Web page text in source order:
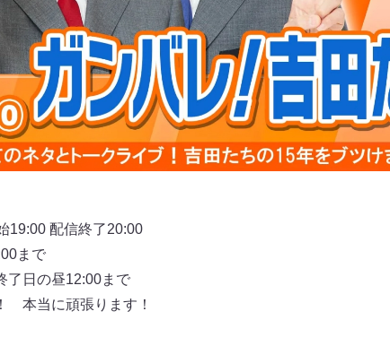
19:00 配信終了20:00
まで
了⽇の昼12:00まで
本当に頑張ります！